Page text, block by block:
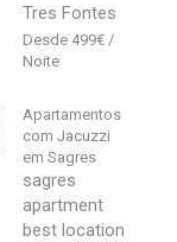
Tres Fontes
499€
Apartamentos
com Jacuzzi
em Sagres
sagres
apartment
best location